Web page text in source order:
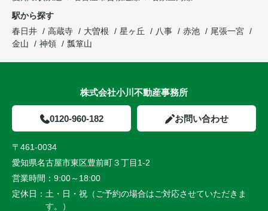
駅から探す
春日井
高蔵寺 大曽根 星ヶ丘 八事 赤池
尾張一宮
金山
神領 瓢箪山
株式会社小川不動産事務所
0120-960-182 お問い合わせ
〒461-0034
愛知県名古屋市東区豊前町３丁目1-2
営業時間： 9:00～18:00
定休日： 土・日・祝（ご予約の場合はご対応させていただきま
す。）